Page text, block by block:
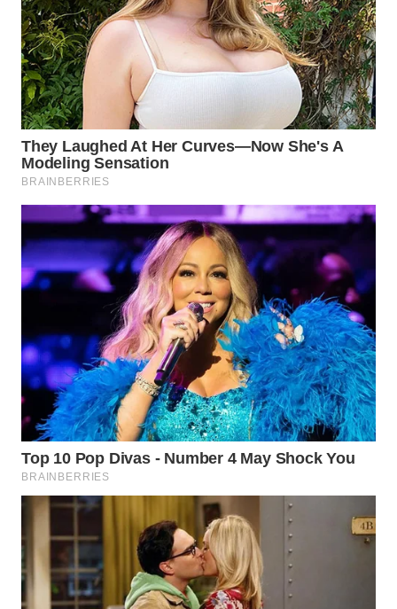
GORONTALO
WN
SULUT
WN
MALUKU
WN
MALUT
WN
DAIRI
DANAU
TOBA
WN
NIAS
WN
WN
TAPANULI
SELATAN